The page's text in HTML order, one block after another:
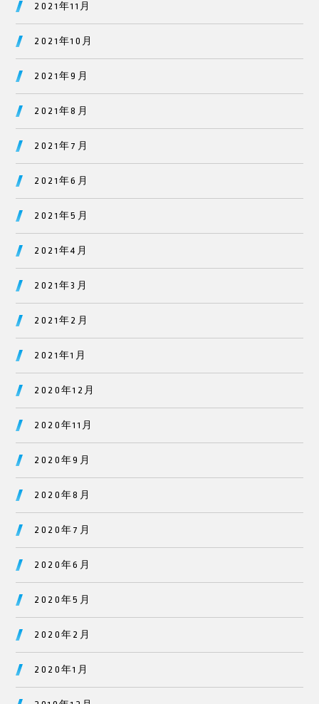
2021年11月
2021年10月
2021年9月
2021年8月
2021年7月
2021年6月
2021年5月
2021年4月
2021年3月
2021年2月
2021年1月
2020年12月
2020年11月
2020年9月
2020年8月
2020年7月
2020年6月
2020年5月
2020年2月
2020年1月